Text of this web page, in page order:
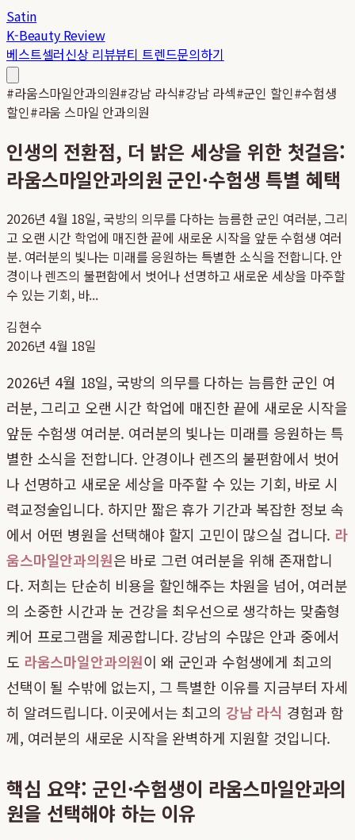
Satin
K-Beauty Review
베스트셀러신상 리뷰뷰티 트렌드문의하기
#라움스마일안과의원#강남 라식#강남 라섹#군인 할인#수험생
할인#라움 스마일 안과의원
인생의 전환점, 더 밝은 세상을 위한 첫걸음:
라움스마일안과의원 군인·수험생 특별 혜택
2026년 4월 18일, 국방의 의무를 다하는 늠름한 군인 여러분, 그리
고 오랜 시간 학업에 매진한 끝에 새로운 시작을 앞둔 수험생 여러
분. 여러분의 빛나는 미래를 응원하는 특별한 소식을 전합니다. 안
경이나 렌즈의 불편함에서 벗어나 선명하고 새로운 세상을 마주할
수 있는 기회, 바...
김현수
2026년 4월 18일
2026년 4월 18일, 국방의 의무를 다하는 늠름한 군인 여
러분, 그리고 오랜 시간 학업에 매진한 끝에 새로운 시작을
앞둔 수험생 여러분. 여러분의 빛나는 미래를 응원하는 특
별한 소식을 전합니다. 안경이나 렌즈의 불편함에서 벗어
나 선명하고 새로운 세상을 마주할 수 있는 기회, 바로 시
력교정술입니다. 하지만 짧은 휴가 기간과 복잡한 정보 속
에서 어떤 병원을 선택해야 할지 고민이 많으실 겁니다. 라
움스마일안과의원은 바로 그런 여러분을 위해 존재합니
다. 저희는 단순히 비용을 할인해주는 차원을 넘어, 여러분
의 소중한 시간과 눈 건강을 최우선으로 생각하는 맞춤형
케어 프로그램을 제공합니다. 강남의 수많은 안과 중에서
도 라움스마일안과의원이 왜 군인과 수험생에게 최고의
선택이 될 수밖에 없는지, 그 특별한 이유를 지금부터 자세
히 알려드립니다. 이곳에서는 최고의 강남 라식 경험과 함
께, 여러분의 새로운 시작을 완벽하게 지원할 것입니다.
핵심 요약: 군인·수험생이 라움스마일안과의
원을 선택해야 하는 이유